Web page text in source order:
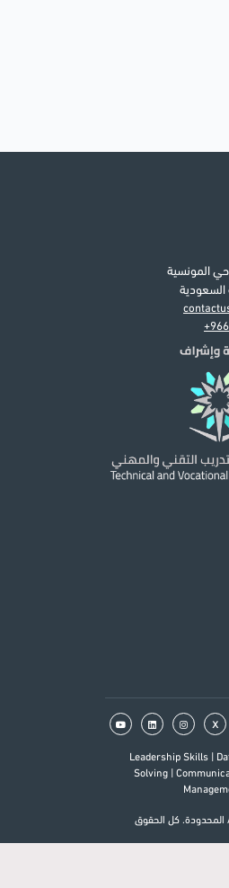
السعودية
x
Leadership Skills
Solving
إن كل من ITIL ™ / MSP ™ / M_o_R ™ / P3O ™ / AgileSHIFT ™ هي علامات تجارية لشركة AXELOS المحدودة. وهي مستخدمة بترخيص من AXELOS ™ المحدودة. إن شعار هو علامة تجارية لشركة AXELOS المحدودة. كل الحقوق